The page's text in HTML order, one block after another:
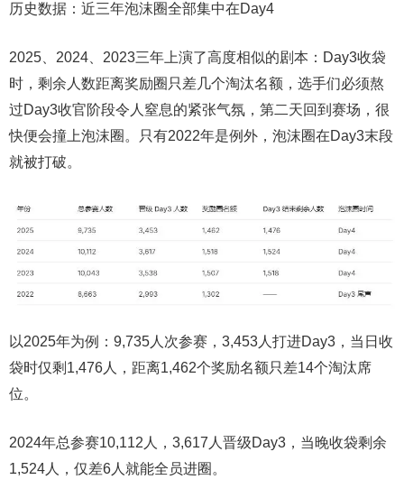
历史数据：近三年泡沫圈全部集中在Day4
2025、2024、2023三年上演了高度相似的剧本：Day3收袋
时，剩余人数距离奖励圈只差几个淘汰名额，选手们必须熬
过Day3收官阶段令人窒息的紧张气氛，第二天回到赛场，很
快便会撞上泡沫圈。只有2022年是例外，泡沫圈在Day3末段
就被打破。
以2025年为例：9,735人次参赛，3,453人打进Day3，当日收
袋时仅剩1,476人，距离1,462个奖励名额只差14个淘汰席
位。
2024年总参赛10,112人，3,617人晋级Day3，当晚收袋剩余
1,524人，仅差6人就能全员进圈。